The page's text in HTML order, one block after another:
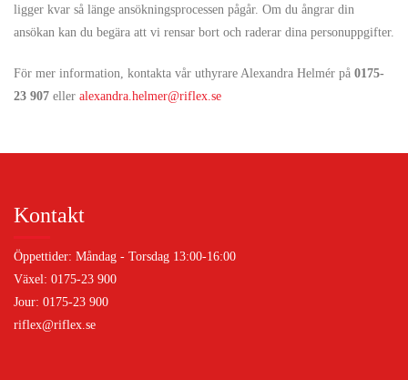
ligger kvar så länge ansökningsprocessen pågår. Om du ångrar din
ansökan kan du begära att vi rensar bort och raderar dina personuppgifter.
För mer information, kontakta vår uthyrare Alexandra Helmér på 0175-
23 907 eller alexandra.helmer@riflex.se
Kontakt
Öppettider: Måndag - Torsdag 13:00-16:00
Växel: 0175-23 900
Jour: 0175-23 900
riflex@riflex.se